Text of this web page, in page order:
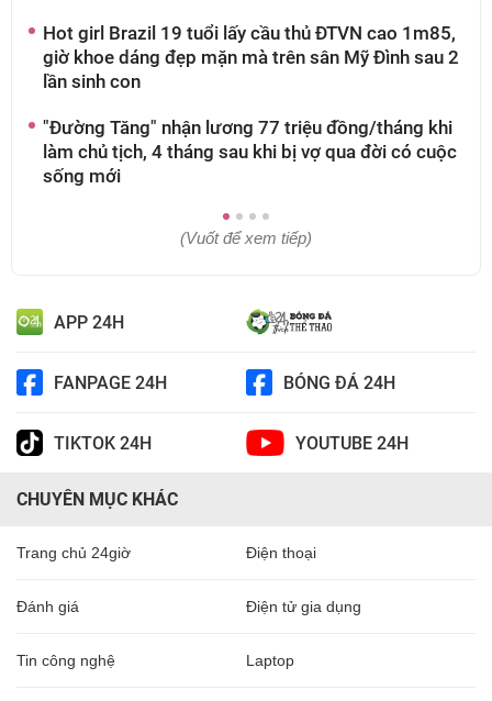
Hot girl Brazil 19 tuổi lấy cầu thủ ĐTVN cao 1m85,
giờ khoe dáng đẹp mặn mà trên sân Mỹ Đình sau 2
lần sinh con
"Đường Tăng" nhận lương 77 triệu đồng/tháng khi
làm chủ tịch, 4 tháng sau khi bị vợ qua đời có cuộc
sống mới
(Vuốt để xem tiếp)
APP 24H
FANPAGE 24H BÓNG ĐÁ 24H
TIKTOK 24H YOUTUBE 24H
CHUYÊN MỤC KHÁC
Trang chủ 24giờ Điện thoại
Đánh giá Điện tử gia dụng
Tin công nghệ Laptop